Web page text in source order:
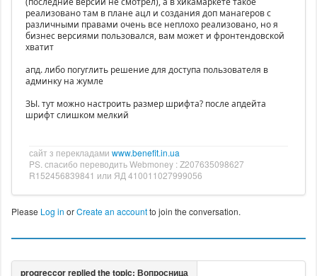
реализовано там в плане ацл и создания доп манагеров с
различными правами очень все неплохо реализовано, но я
бизнес версиями пользовался, вам может и фронтендовской
хватит
апд. либо погуглить решение для доступа пользователя в
админку на жумле
ЗЫ. тут можно настроить размер шрифта? после апдейта
шрифт слишком мелкий
сайт з перекладами www.benefit.in.ua
PS. спасибо переводить Webmoney : Z207635098627
R152456839841 или ЯД 410011027999056
Please Log in orCreate an accountto join the conversation.